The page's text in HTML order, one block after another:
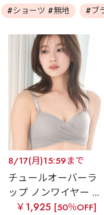
#ショーツ #無地
#ブ
8/17(月)15:59まで
チュールオーバーラ
ップ ノンワイヤー ...
￥1,925 [50％OFF]